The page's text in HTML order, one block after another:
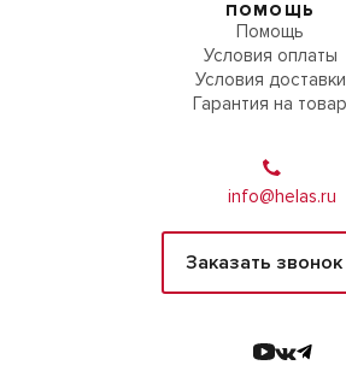
ПОМОЩЬ
Помощь
Условия оплаты
Условия доставки
Гарантия на товар
info@helas.ru
Заказать звонок